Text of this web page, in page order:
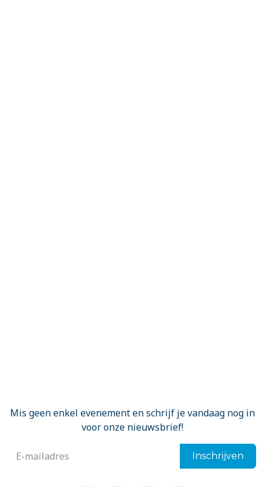
Mis geen enkel evenement en schrijf je vandaag nog in
voor onze nieuwsbrief!
Inschrijven